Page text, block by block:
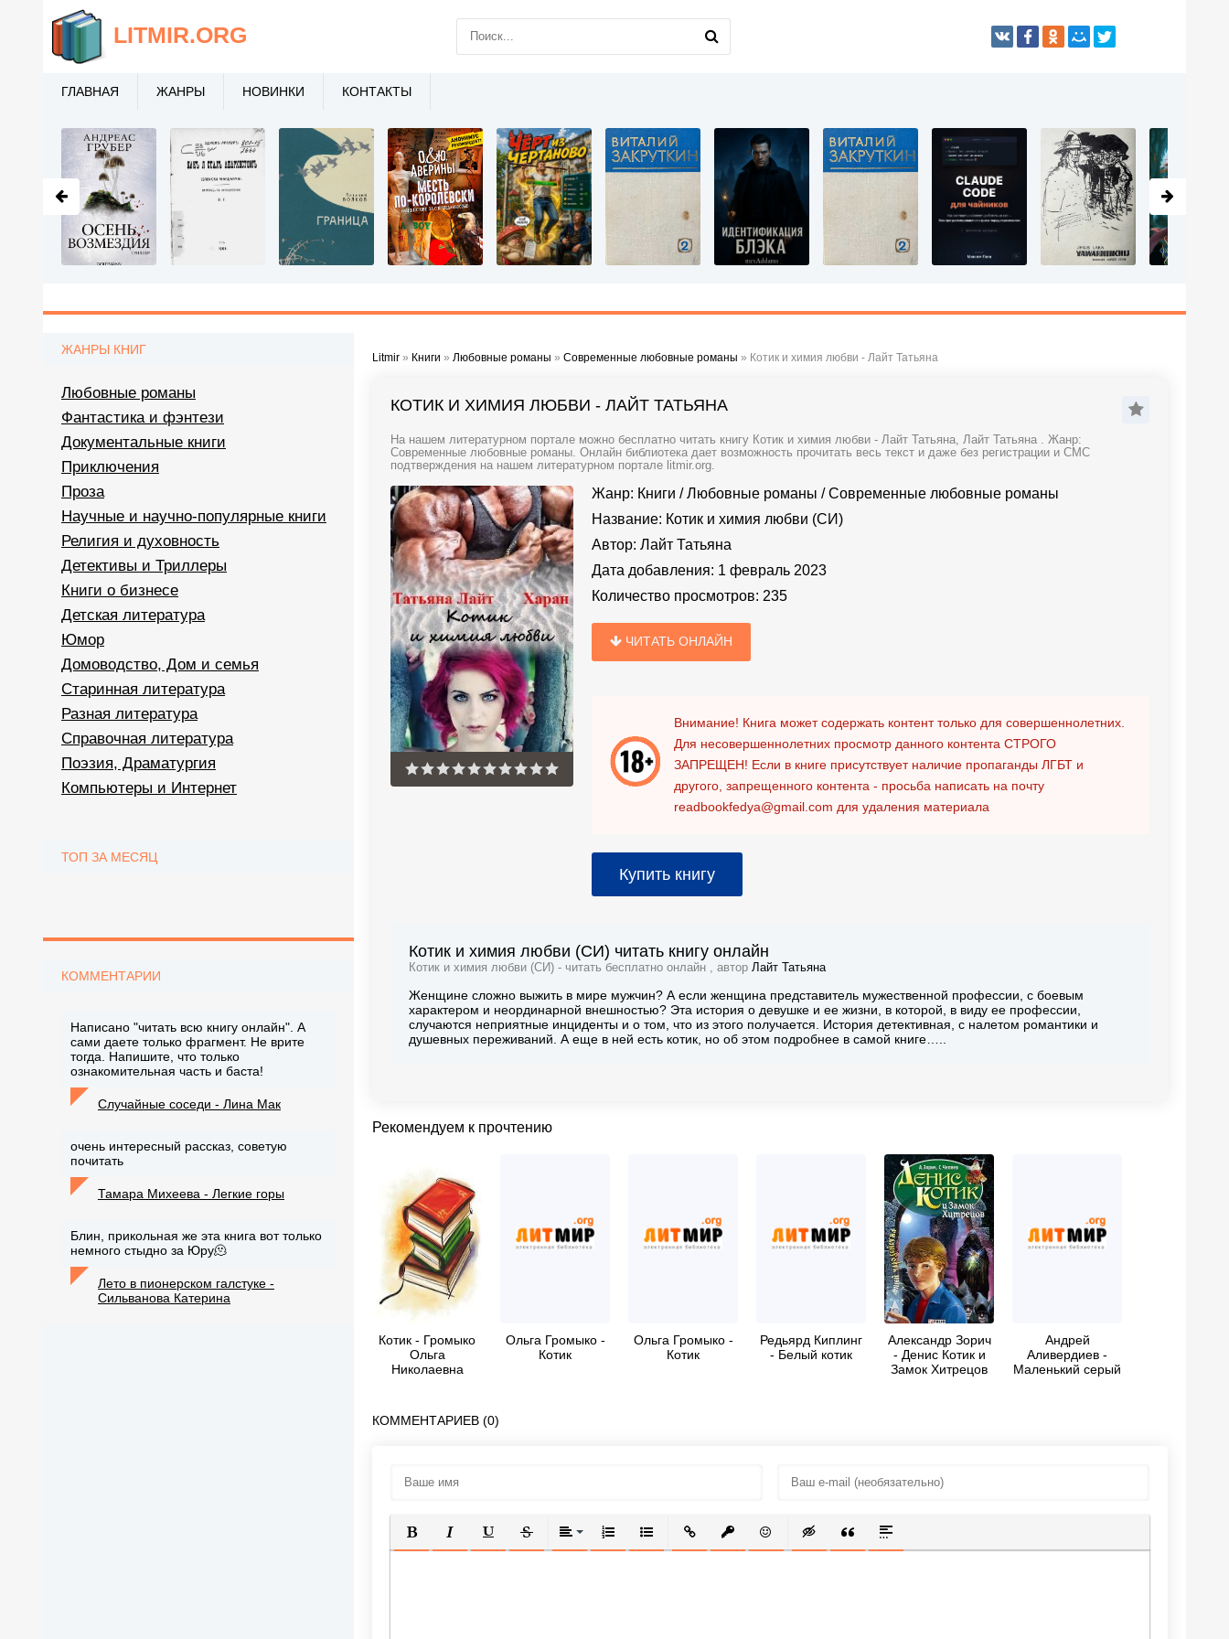
Litmir » Книги » Любовные романы » Современные любовные романы » Котик и химия любви - Лайт Татьяна
КОТИК И ХИМИЯ ЛЮБВИ - ЛАЙТ ТАТЬЯНА
На нашем литературном портале можно бесплатно читать книгу Котик и химия любви - Лайт Татьяна, Лайт Татьяна . Жанр:
Современные любовные романы. Онлайн библиотека дает возможность прочитать весь текст и даже без регистрации и СМС
подтверждения на нашем литературном портале litmir.org.
Жанр: Книги /Любовные романы /Современные любовные романы
Название: Котик и химия любви (СИ)
Автор: Лайт Татьяна
Дата добавления: 1 февраль 2023
Количество просмотров: 235
ЧИТАТЬ ОНЛАЙН
Внимание! Книга может содержать контент только для совершеннолетних.
Для несовершеннолетних просмотр данного контента СТРОГО
ЗАПРЕЩЕН! Если в книге присутствует наличие пропаганды ЛГБТ и
другого, запрещенного контента - просьба написать на почту
readbookfedya@gmail.com для удаления материала
Купить книгу
Котик и химия любви (СИ) читать книгу онлайн
Котик и химия любви (СИ) - читать бесплатно онлайн , автор Лайт Татьяна
Женщине сложно выжить в мире мужчин? А если женщина представитель мужественной профессии, с боевым
характером и неординарной внешностью? Эта история о девушке и ее жизни, в которой, в виду ее профессии,
случаются неприятные инциденты и о том, что из этого получается. История детективная, с налетом романтики и
душевных переживаний. А еще в ней есть котик, но об этом подробнее в самой книге…..
Рекомендуем к прочтению
Котик - Громыко
Ольга
Николаевна
Ольга Громыко -
Котик
Ольга Громыко -
Котик
Редьярд Киплинг
- Белый котик
Александр Зорич
- Денис Котик и
Замок Хитрецов
Андрей
Аливердиев -
Маленький серый
КОММЕНТАРИЕВ (0)
ПОЛУЖИРНЫЙ
КУРСИВПОДЧЕРКНУТЫЙ
ЗАЧЕРКНУТЫЙВЫРАВНИВАНИЕ
НУМЕРОВАННЫЙ СПИСОК
МАРКИРОВАННЫЙ СПИСОК
ВСТАВИТЬ ССЫЛКУ
ВСТАВИТЬ ЗАЩИЩЕННУЮ ССЫЛКУ
ВСТАВИТЬ СМАЙЛИК
ВСТАВКА СКРЫТОГО ТЕКСТА
ВСТАВКА ЦИТАТЫ
ВСТАВКА СПОЙЛЕРА
ЖАНРЫ КНИГ
Любовные романы
Фантастика и фэнтези
Документальные книги
Приключения
Проза
Научные и научно-популярные книги
Религия и духовность
Детективы и Триллеры
Книги о бизнесе
Детская литература
Юмор
Домоводство, Дом и семья
Старинная литература
Разная литература
Справочная литература
Поэзия, Драматургия
Компьютеры и Интернет
ТОП ЗА МЕСЯЦ
КОММЕНТАРИИ
Написано "читать всю книгу онлайн". А
сами даете только фрагмент. Не врите
тогда. Напишите, что только
ознакомительная часть и баста!
Случайные соседи - Лина Мак
очень интересный рассказ, советую
почитать
Тамара Михеева - Легкие горы
Блин, прикольная же эта книга вот только
немного стыдно за Юру🫠
Лето в пионерском галстуке -
Сильванова Катерина
LITMIR.ORG
ГЛАВНАЯ ЖАНРЫ НОВИНКИ КОНТАКТЫ